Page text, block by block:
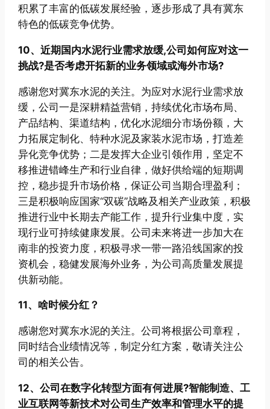
积累了丰富的低碳发展经验，逐步形成了具有冀东
特色的低碳竞争优势。
10、近期国内水泥行业需求放缓,公司如何应对这一
挑战?是否考虑开拓新的业务领域或海外市场?
感谢您对冀东水泥的关注。为应对水泥行业需求放
缓，公司一是深耕精益营销，持续优化市场布局、
产品结构、渠道结构，优化水泥细分市场份额，大
力拓展定制化、特种水泥及家装水泥市场，打造差
异化竞争优势；二是发挥大企业引领作用，坚定不
移推进错峰生产和行业自律，做好供给端的短期调
控，稳步提升市场价格，保证公司当期合理盈利；
三是积极响应国家“双碳”战略及相关产业政策，积极
推进行业中长期去产能工作，提升行业集中度，实
现行业可持续健康发展。公司未来将进一步加大在
南非的投资力度，积极寻求一带一路沿线国家的投
资机会，稳健发展海外业务，为公司高质量发展提
供新动能。
11、啥时候分红？
感谢您对冀东水泥的关注。公司将根据公司章程，
同时结合业绩情况等，制定分红方案，敬请关注公
司的相关公告。
12、公司在数字化转型方面有何进展?智能制造、工
业互联网等新技术对公司生产效率和管理水平的提